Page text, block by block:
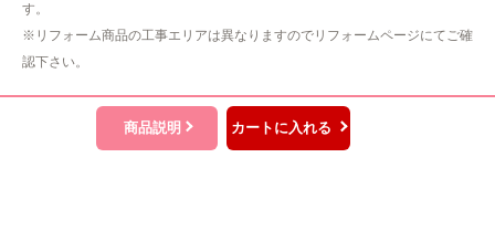
hisahisa229 さん
欲しい商品をスムーズに注文できましたか？
商品説明 カートに入れる
す。
※リフォーム商品の工事エリアは異なりますのでリフォームページにてご確
認下さい。